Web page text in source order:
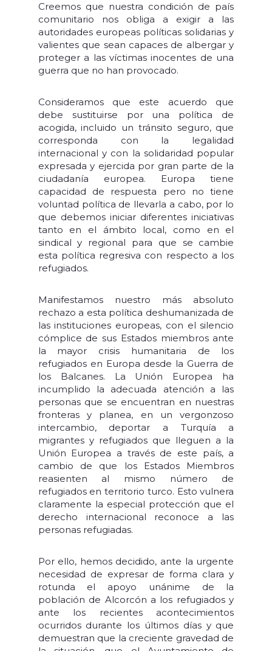
Creemos que nuestra condición de país
comunitario nos obliga a exigir a las
autoridades europeas políticas solidarias y
valientes que sean capaces de albergar y
proteger a las víctimas inocentes de una
guerra que no han provocado.
Consideramos que este acuerdo que
debe sustituirse por una política de
acogida, incluido un tránsito seguro, que
corresponda con la legalidad
internacional y con la solidaridad popular
expresada y ejercida por gran parte de la
ciudadanía europea. Europa tiene
capacidad de respuesta pero no tiene
voluntad política de llevarla a cabo, por lo
que debemos iniciar diferentes iniciativas
tanto en el ámbito local, como en el
sindical y regional para que se cambie
esta política regresiva con respecto a los
refugiados.
Manifestamos nuestro más absoluto
rechazo a esta política deshumanizada de
las instituciones europeas, con el silencio
cómplice de sus Estados miembros ante
la mayor crisis humanitaria de los
refugiados en Europa desde la Guerra de
los Balcanes. La Unión Europea ha
incumplido la adecuada atención a las
personas que se encuentran en nuestras
fronteras y planea, en un vergonzoso
intercambio, deportar a Turquía a
migrantes y refugiados que lleguen a la
Unión Europea a través de este país, a
cambio de que los Estados Miembros
reasienten al mismo número de
refugiados en territorio turco. Esto vulnera
claramente la especial protección que el
derecho internacional reconoce a las
personas refugiadas.
Por ello, hemos decidido, ante la urgente
necesidad de expresar de forma clara y
rotunda el apoyo unánime de la
población de Alcorcón a los refugiados y
ante los recientes acontecimientos
ocurridos durante los últimos días y que
demuestran que la creciente gravedad de